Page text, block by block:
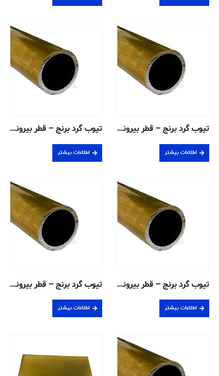
تیوب گرد برنج – قطر بیرونی ۰٫۶۳۵ ، دیواره ۰٫۰۷۶۲ ، قطر داخلی ۰٫۴۸۲۶ سانتی متر – H58 بدون درز
اطلاعات بیشتر
تیوب گرد برنج – قطر بیرونی ۰٫۶۳۵ ، دیواره ۰٫۱۲۴۵ ، قطر داخلی ۰٫۳۸۶۱ سانتی متر – H58 بدون درز
اطلاعات بیشتر
تیوب گرد برنج – قطر بیرونی ۰٫۷۹۳۷ ، دیواره ۰٫۰۸۱۲ ، قطر داخلی ۰٫۶۳۱۱ سانتی متر – H58 بدون درز
اطلاعات بیشتر
تیوب گرد برنج – قطر بیرونی ۰٫۷۹۳۸ ، دیواره ۰٫۱۰۶۷ ، قطر داخلی ۰٫۵۸۰۴ سانتی متر – H58 بدون درز
اطلاعات بیشتر